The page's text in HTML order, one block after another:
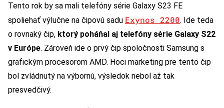
Tento rok by sa mali telefóny série Galaxy S23 FE
spoliehať výlučne na čipovú sadu Exynos 2200. Ide teda
o rovnaký čip, ktorý poháňal aj telefóny série Galaxy S22
v Európe. Zároveň ide o prvý čip spoločnosti Samsung s
grafickým procesorom AMD. Hoci marketing pre tento čip
bol zvládnutý na výbornú, výsledok nebol až tak
presvedčivý.